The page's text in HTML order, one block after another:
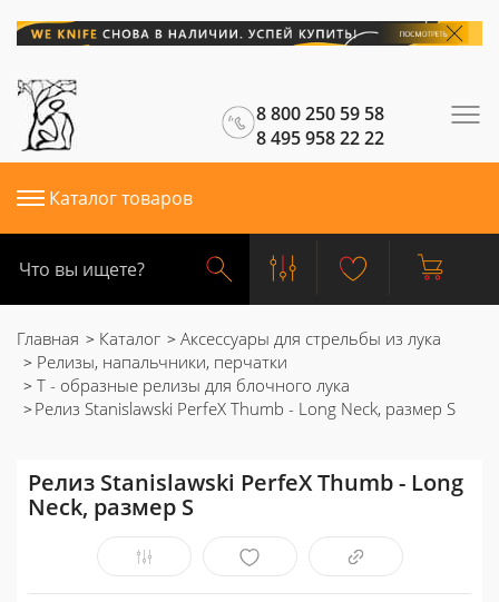
8 800 250 59 58
8 495 958 22 22
Каталог товаров
Главная Каталог
Аксессуары для стрельбы из лука
Релизы, напальчники, перчатки
Т - образные релизы для блочного лука
Релиз Stanislawski PerfeX Thumb - Long Neck, размер S
Релиз Stanislawski PerfeX Thumb - Long
Neck, размер S